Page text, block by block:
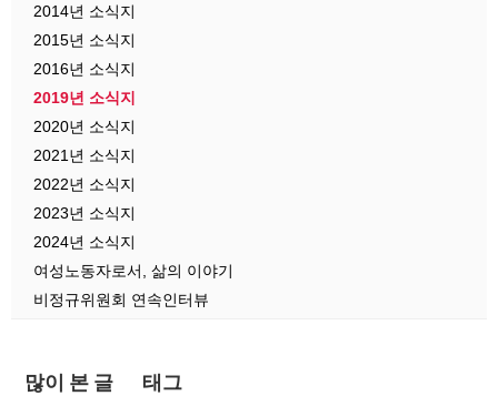
2014년 소식지
2015년 소식지
2016년 소식지
2019년 소식지
2020년 소식지
2021년 소식지
2022년 소식지
2023년 소식지
2024년 소식지
여성노동자로서, 삶의 이야기
비정규위원회 연속인터뷰
많이 본 글 태그